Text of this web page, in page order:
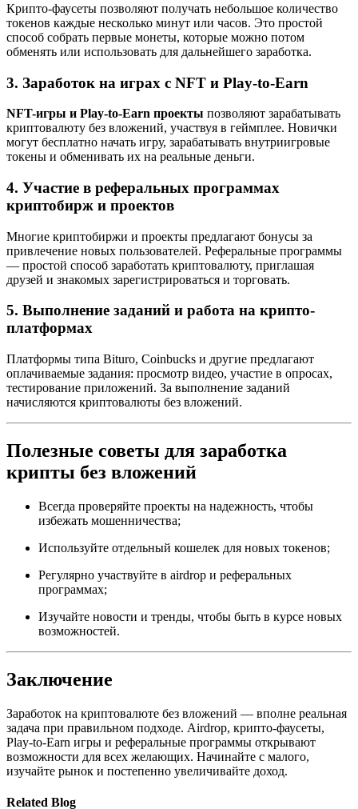
Крипто-фаусеты позволяют получать небольшое количество
токенов каждые несколько минут или часов. Это простой
способ собрать первые монеты, которые можно потом
обменять или использовать для дальнейшего заработка.
3. Заработок на играх с NFT и Play-to-Earn
NFT-игры и Play-to-Earn проекты позволяют зарабатывать
криптовалюту без вложений, участвуя в геймплее. Новички
могут бесплатно начать игру, зарабатывать внутриигровые
токены и обменивать их на реальные деньги.
4. Участие в реферальных программах
криптобирж и проектов
Многие криптобиржи и проекты предлагают бонусы за
привлечение новых пользователей. Реферальные программы
— простой способ заработать криптовалюту, приглашая
друзей и знакомых зарегистрироваться и торговать.
5. Выполнение заданий и работа на крипто-
платформах
Платформы типа Bituro, Coinbucks и другие предлагают
оплачиваемые задания: просмотр видео, участие в опросах,
тестирование приложений. За выполнение заданий
начисляются криптовалюты без вложений.
Полезные советы для заработка
крипты без вложений
Всегда проверяйте проекты на надежность, чтобы
избежать мошенничества;
Используйте отдельный кошелек для новых токенов;
Регулярно участвуйте в airdrop и реферальных
программах;
Изучайте новости и тренды, чтобы быть в курсе новых
возможностей.
Заключение
Заработок на криптовалюте без вложений — вполне реальная
задача при правильном подходе. Airdrop, крипто-фаусеты,
Play-to-Earn игры и реферальные программы открывают
возможности для всех желающих. Начинайте с малого,
изучайте рынок и постепенно увеличивайте доход.
Related Blog